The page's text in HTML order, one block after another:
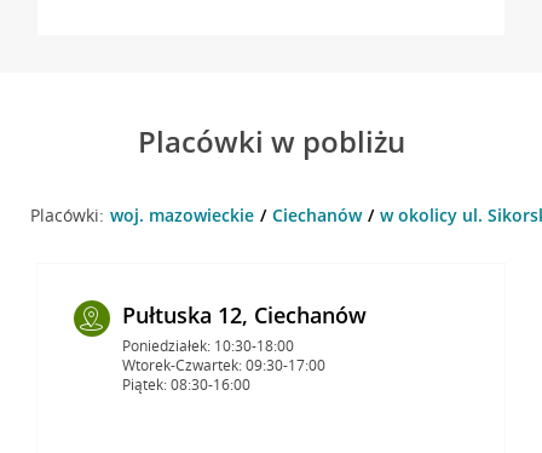
Placówki w pobliżu
Placówki: woj. mazowieckie Ciechanów w okolicy ul.
Pułtuska 12, Ciechanów
Poniedziałek: 10:30-18:00
Wtorek-Czwartek: 09:30-17:00
Piątek: 08:30-16:00